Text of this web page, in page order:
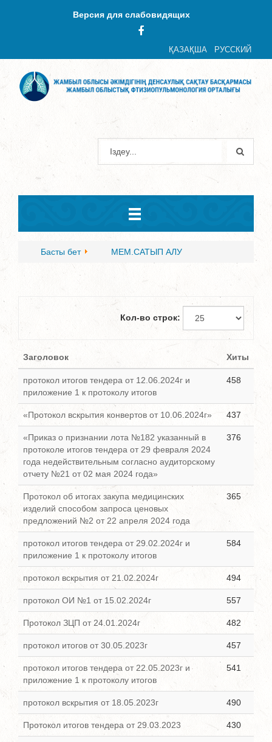
Версия для слабовидящих
ҚАЗАҚША РУССКИЙ
Басты бет МЕМ.САТЫП АЛУ
Кол-во строк:
Заголовок Хиты
протокол итогов тендера от 12.06.2024г и
приложение 1 к протоколу итогов
458
«Протокол вскрытия конвертов от 10.06.2024г» 437
«Приказ о признании лота №182 указанный в
протоколе итогов тендера от 29 февраля 2024
года недействительным согласно аудиторскому
отчету №21 от 02 мая 2024 года»
376
Протокол об итогах закупа медицинских
изделий способом запроса ценовых
предложений №2 от 22 апреля 2024 года
365
протокол итогов тендера от 29.02.2024г и
приложение 1 к протоколу итогов
584
протокол вскрытия от 21.02.2024г 494
протокол ОИ №1 от 15.02.2024г 557
Протокол ЗЦП от 24.01.2024г 482
протокол итогов от 30.05.2023г 457
протокол итогов тендера от 22.05.2023г и
приложение 1 к протоколу итогов
541
протокол вскрытия от 18.05.2023г 490
Протокол итогов тендера от 29.03.2023 430